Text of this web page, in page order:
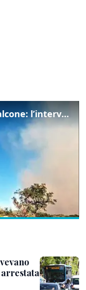
Incendio tra Duino e Monfalcone: l’intervento dei vigili del fuoco
arrestata